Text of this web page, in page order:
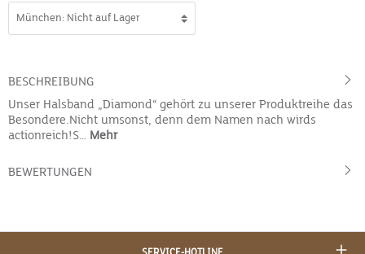
BESCHREIBUNG
Unser Halsband „Diamond“ gehört zu unserer Produktreihe das
Besondere.Nicht umsonst, denn dem Namen nach wirds
actionreich!S… Mehr
BEWERTUNGEN